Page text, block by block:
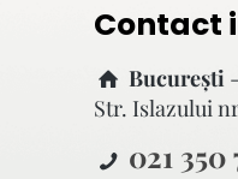
Contact
București-
Str. Islazului
021 350